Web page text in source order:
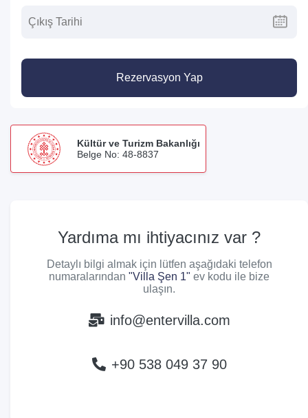
Rezervasyon Yap
Kültür ve Turizm Bakanlığı
Belge No: 48-8837
Yardıma mı ihtiyacınız var ?
Detaylı bilgi almak için lütfen aşağıdaki telefon
numaralarından "Villa Şen 1" ev kodu ile bize
ulaşın.
info@entervilla.com
+90 538 049 37 90